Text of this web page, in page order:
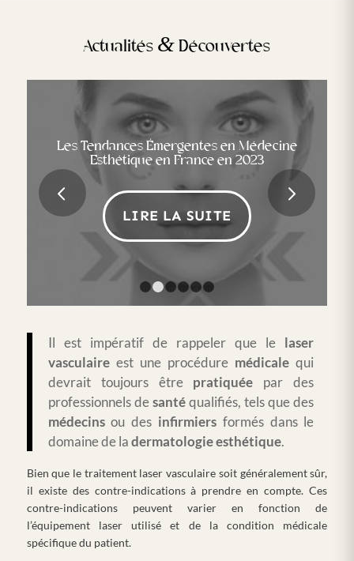
Actualités & Découvertes
Les Tendances Émergentes en Médecine
Esthétique en France en 2023
LIRE LA SUITE
Suivant
Il est impératif de rappeler que le laser
vasculaireest une procédure médicale qui
devrait toujours être pratiquée par des
professionnels desantéqualifiés, tels que des
médecinsou des infirmiers formés dans le
domaine de ladermatologieesthétique.
Bien que le traitement laser vasculaire soit généralement sûr,
il existe des contre-indications à prendre en compte. Ces
contre-indications peuvent varier en fonction de
l’équipement laser utilisé et de la condition médicale
spécifique du patient.